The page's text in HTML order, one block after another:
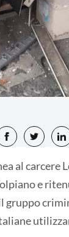
al carcere
e